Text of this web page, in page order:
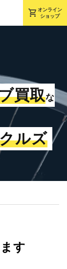
shopping_cart オンライン
ショップ
買取な
ルズ
す